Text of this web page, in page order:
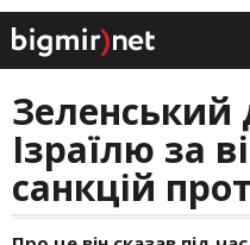
Зеленський
Ізраїлю за
санкцій